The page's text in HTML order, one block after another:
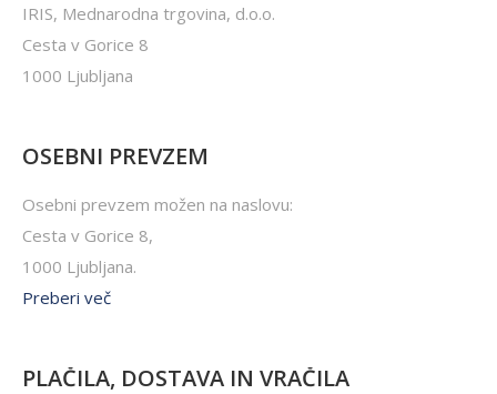
IRIS, Mednarodna trgovina, d.o.o.
Cesta v Gorice 8
1000 Ljubljana
OSEBNI PREVZEM
Osebni prevzem možen na naslovu:
Cesta v Gorice 8,
1000 Ljubljana.
Preberi več
PLAČILA, DOSTAVA IN VRAČILA